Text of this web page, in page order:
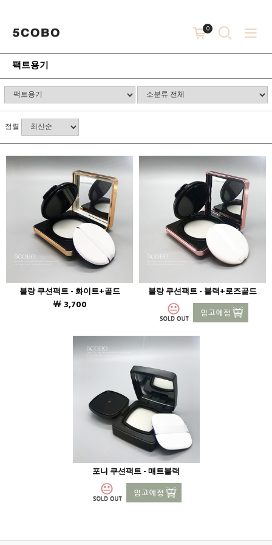
0
팩트용기
정렬
블랑 쿠션팩트 - 화이트+골드
￦ 3,700
블랑 쿠션팩트 - 블랙+로즈골드
포니 쿠션팩트 - 매트블랙